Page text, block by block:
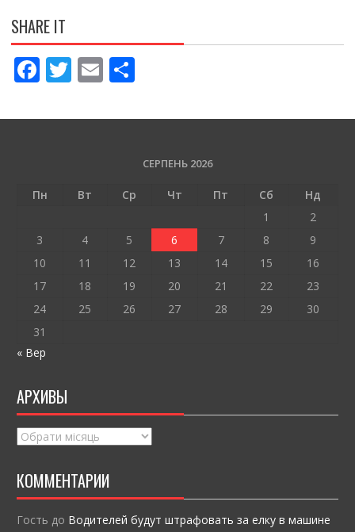
SHARE IT
F
e
o
T
itt
E
ai
П
ді
и
т
ся
СЕРПЕНЬ 2026
Пн Вт Ср Чт Пт Сб
Нд
1
2
3
4 5 6 7 8
9
10
11 12 13 14 15
16
17
18 19 20 21 22
23
24
25 26 27 28 29
30
31
« Вер
АРХИВЫ
Архивы
КОММЕНТАРИИ
Гость до Водителей будут штрафовать за елку в машине